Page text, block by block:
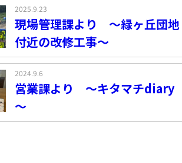
2025.9.23
現場管理課より ～緑ヶ丘団地
付近の改修工事～
2024.9.6
営業課より ～キタマチdiary
～